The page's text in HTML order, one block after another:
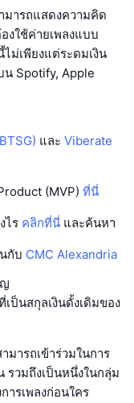
ารถแสดงความคิด
งใช้ค่ายเพลงแบบ
ม่เพียงแต่ระดมเงิน
Spotify, Apple
และ Viberate
(MVP) ที่นี่
ไร คลิกที่นี่ และค้นหา
กับ CMC Alexandria
ป็นสกุลเงินดั้งเดิมของ
มารถเข้าร่วมในการ
รวมถึงเป็นหนึ่งในกลุ่ม
ารเพลงก่อนใคร